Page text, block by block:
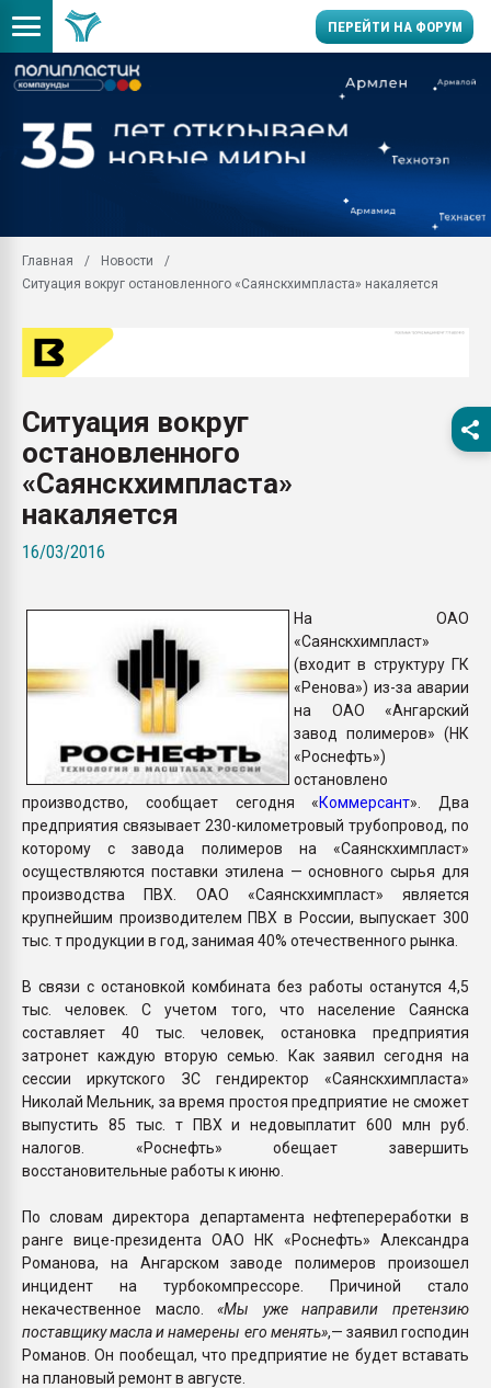
ПЕРЕЙТИ НА ФОРУМ
производство SPC
заводу пластмасс"
28.07.2026
Главная
Новости
Ситуация вокруг остановленного «Саянскхимпласта» накаляется
Ситуация вокруг
остановленного
«Саянскхимпласта»
накаляется
16/03/2016
На ОАО
«Саянскхимпласт»
(входит в структуру ГК
«Ренова») из-за аварии
на ОАО «Ангарский
завод полимеров» (НК
«Роснефть»)
остановлено
производство, сообщает сегодня «Коммерсант». Два
предприятия связывает 230-километровый трубопровод, по
которому с завода полимеров на «Саянскхимпласт»
осуществляются поставки этилена — основного сырья для
производства ПВХ. ОАО «Саянскхимпласт» является
крупнейшим производителем ПВХ в России, выпускает 300
тыс. т продукции в год, занимая 40% отечественного рынка.
В связи с остановкой комбината без работы останутся 4,5
тыс. человек. С учетом того, что население Саянска
составляет 40 тыс. человек, остановка предприятия
затронет каждую вторую семью. Как заявил сегодня на
сессии иркутского ЗС гендиректор «Саянскхимпласта»
Николай Мельник, за время простоя предприятие не сможет
выпустить 85 тыс. т ПВХ и недовыплатит 600 млн руб.
налогов. «Роснефть» обещает завершить
восстановительные работы к июню.
По словам директора департамента нефтепереработки в
ранге вице-президента ОАО НК «Роснефть» Александра
Романова, на Ангарском заводе полимеров произошел
инцидент на турбокомпрессоре. Причиной стало
некачественное масло.«Мы уже направили претензию
поставщику масла и намерены его менять»,— заявил господин
Романов. Он пообещал, что предприятие не будет вставать
на плановый ремонт в августе.